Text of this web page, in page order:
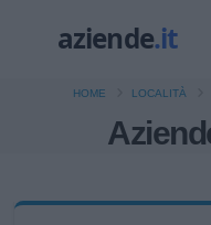
HOME LOCALITÀ